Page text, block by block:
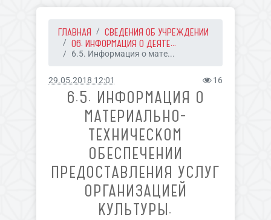
ГЛАВНАЯ
СВЕДЕНИЯ ОБ УЧРЕЖДЕНИИ
06. ИНФОРМАЦИЯ О ДЕЯТЕ...
6.5. Информация о мате...
29.05.2018 12:01 16
6.5. ИНФОРМАЦИЯ О
МАТЕРИАЛЬНО-
ТЕХНИЧЕСКОМ
ОБЕСПЕЧЕНИИ
ПРЕДОСТАВЛЕНИЯ УСЛУГ
ОРГАНИЗАЦИЕЙ
КУЛЬТУРЫ.